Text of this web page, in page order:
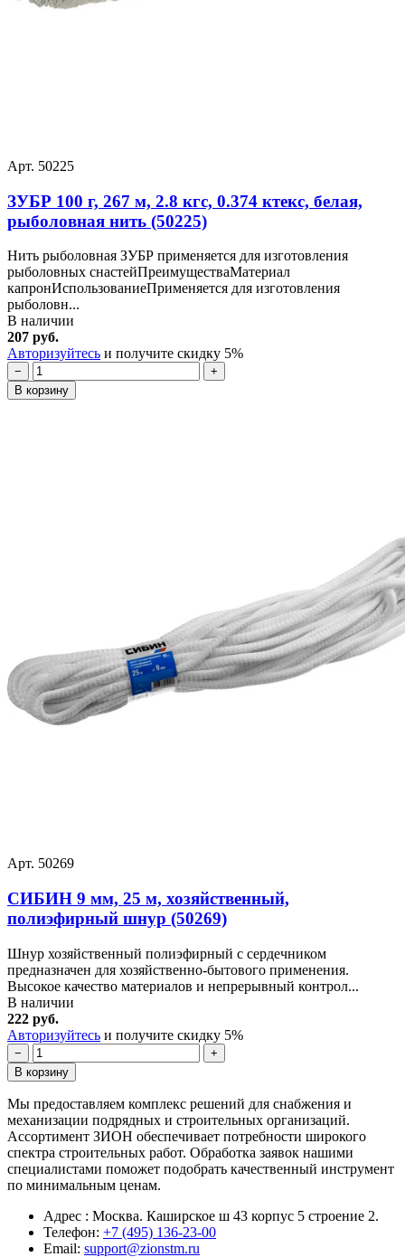
Арт. 50225
ЗУБР 100 г, 267 м, 2.8 кгс, 0.374 ктекс, белая,
рыболовная нить (50225)
Нить рыболовная ЗУБР применяется для изготовления
рыболовных снастейПреимуществаМатериал
капронИспользованиеПрименяется для изготовления
рыболовн...
В наличии
207 руб.
Авторизуйтесь и получите скидку 5%
−
+
В корзину
Арт. 50269
СИБИН 9 мм, 25 м, хозяйственный,
полиэфирный шнур (50269)
Шнур хозяйственный полиэфирный с сердечником
предназначен для хозяйственно-бытового применения.
Высокое качество материалов и непрерывный контрол...
В наличии
222 руб.
Авторизуйтесь и получите скидку 5%
−
+
В корзину
Мы предоставляем комплекс решений для снабжения и
механизации подрядных и строительных организаций.
Ассортимент ЗИОН обеспечивает потребности широкого
спектра строительных работ. Обработка заявок нашими
специалистами поможет подобрать качественный инструмент
по минимальным ценам.
Адрес : Москва. Каширское ш 43 корпус 5 строение 2.
Телефон: +7 (495) 136-23-00
Email: support@zionstm.ru